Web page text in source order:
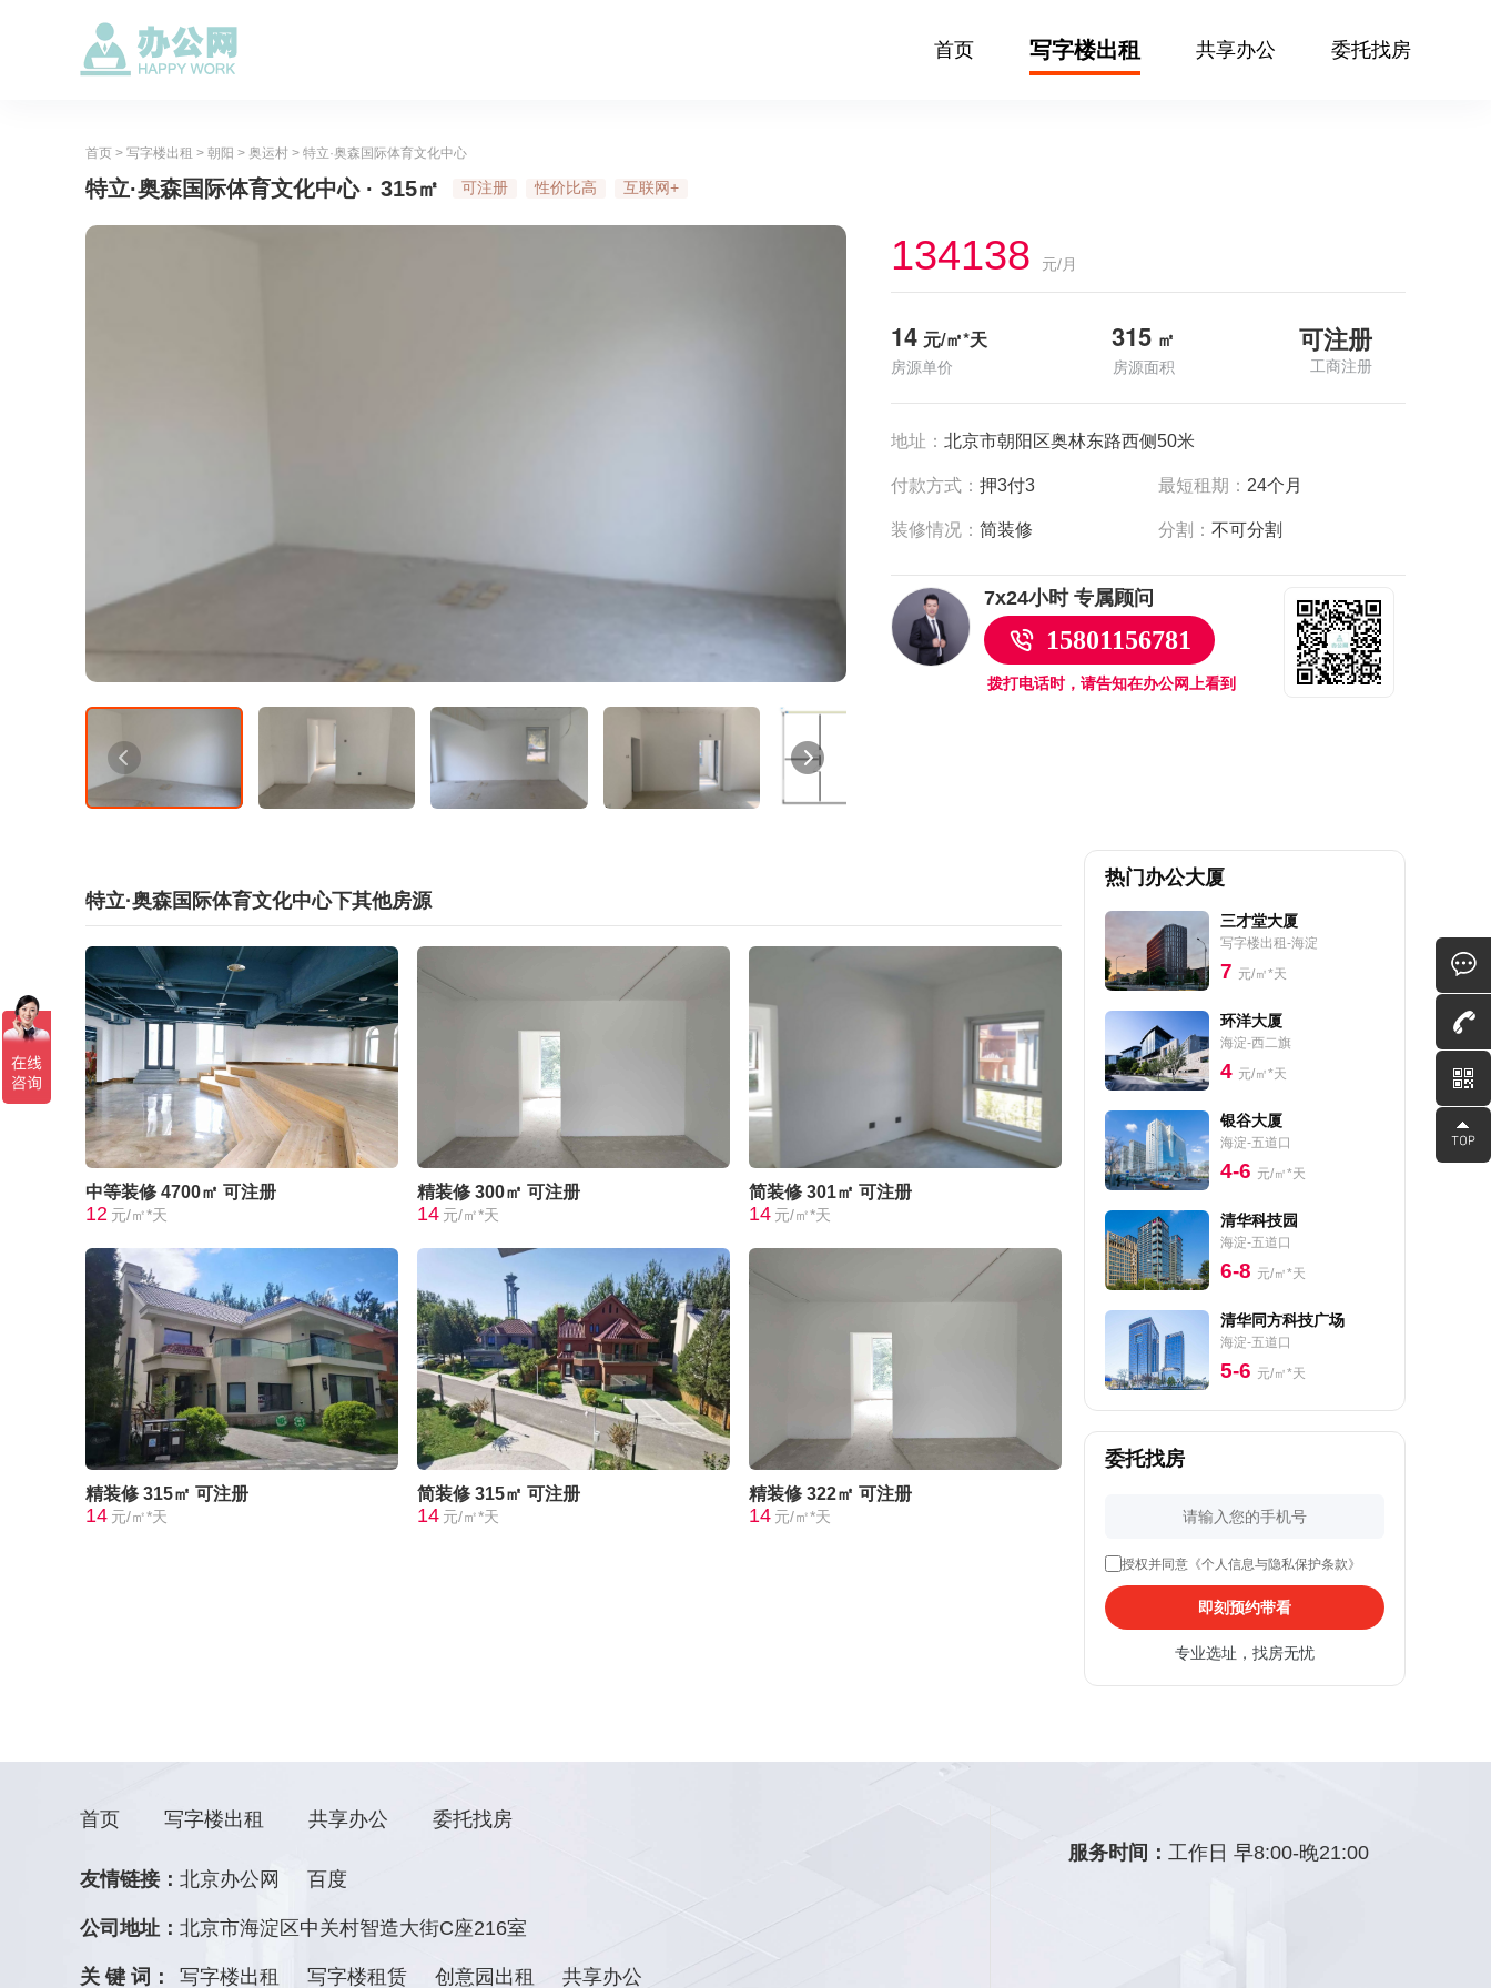
首页 写字楼出租 共享办公 委托找房
首页 > 写字楼出租 > 朝阳 > 奥运村 > 特立·奥森国际体育文化中心
特立·奥森国际体育文化中心 · 315㎡ 可注册 性价比高 互联网+
134138 元/月
14 元/㎡*天
房源单价
315 ㎡
房源面积
可注册
工商注册
地址： 北京市朝阳区奥林东路西侧50米
付款方式： 押3付3 最短租期： 24个月
装修情况： 简装修 分割：不可分割
7x24小时 专属顾问
15801156781
拨打电话时，请告知在办公网上看到
特立·奥森国际体育文化中心下其他房源
中等装修 4700㎡ 可注册
12 元/㎡*天
精装修 300㎡ 可注册
14 元/㎡*天
简装修 301㎡ 可注册
14 元/㎡*天
精装修 315㎡ 可注册
14 元/㎡*天
简装修 315㎡ 可注册
14 元/㎡*天
精装修 322㎡ 可注册
14 元/㎡*天
热门办公大厦
三才堂大厦
写字楼出租-海淀
7 元/㎡*天
环洋大厦
海淀-西二旗
4 元/㎡*天
银谷大厦
海淀-五道口
4-6 元/㎡*天
清华科技园
海淀-五道口
6-8 元/㎡*天
清华同方科技广场
海淀-五道口
5-6 元/㎡*天
委托找房
授权并同意《个人信息与隐私保护条款》
即刻预约带看
专业选址，找房无忧
首页 写字楼出租 共享办公 委托找房
友情链接： 北京办公网 百度
公司地址： 北京市海淀区中关村智造大街C座216室
关 键 词： 写字楼出租 写字楼租赁 创意园出租 共享办公
服务时间：工作日 早8:00-晚21:00